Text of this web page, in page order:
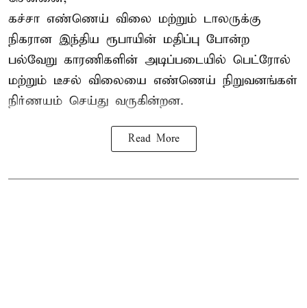
கச்சா எண்ணெய் விலை மற்றும் டாலருக்கு
நிகரான இந்திய ரூபாயின் மதிப்பு போன்ற
பல்வேறு காரணிகளின் அடிப்படையில் பெட்ரோல்
மற்றும் டீசல் விலையை எண்ணெய் நிறுவனங்கள்
நிர்ணயம் செய்து வருகின்றன.
Read More